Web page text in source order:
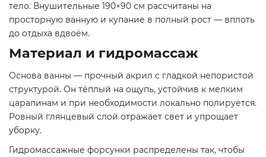
тело. Внушительные 190×90 см рассчитаны на
просторную ванную и купание в полный рост — вплоть
до отдыха вдвоём.
Материал и гидромассаж
Основа ванны — прочный акрил с гладкой непористой
структурой. Он тёплый на ощупь, устойчив к мелким
царапинам и при необходимости локально полируется.
Ровный глянцевый слой отражает свет и упрощает
уборку.
Гидромассажные форсунки распределены так, чтобы